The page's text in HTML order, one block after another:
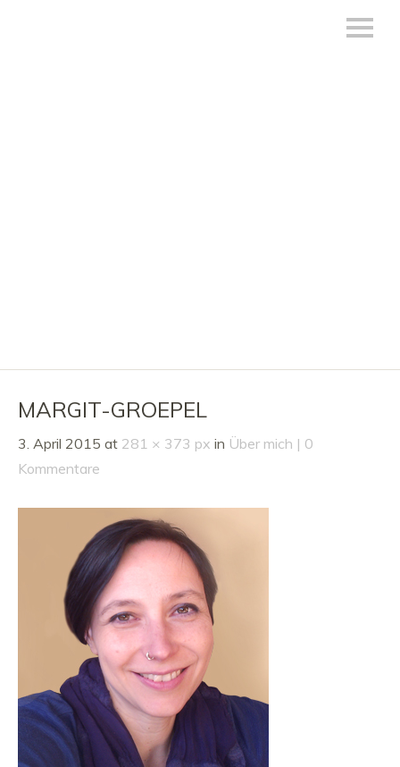
MARGIT-GROEPEL
3. April 2015 at 281 × 373 px in Über mich
0
Kommentare